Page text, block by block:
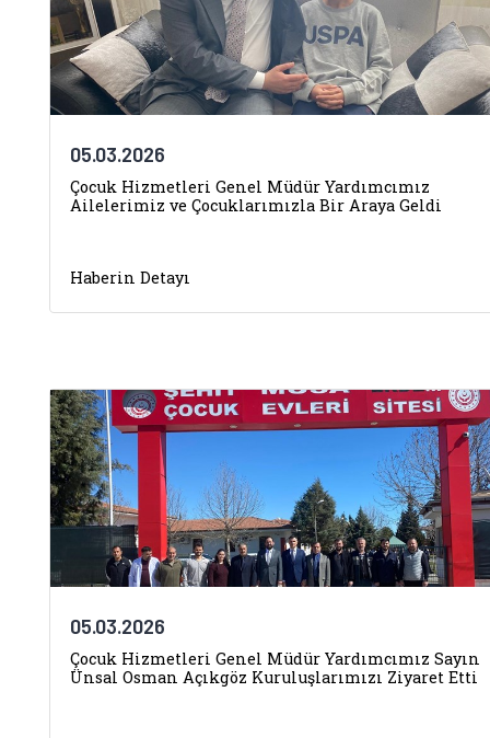
05.03.2026
Çocuk Hizmetleri Genel Müdür Yardımcımız
Ailelerimiz ve Çocuklarımızla Bir Araya Geldi
Haberin Detayı
05.03.2026
Çocuk Hizmetleri Genel Müdür Yardımcımız Sayın
Ünsal Osman Açıkgöz Kuruluşlarımızı Ziyaret Etti